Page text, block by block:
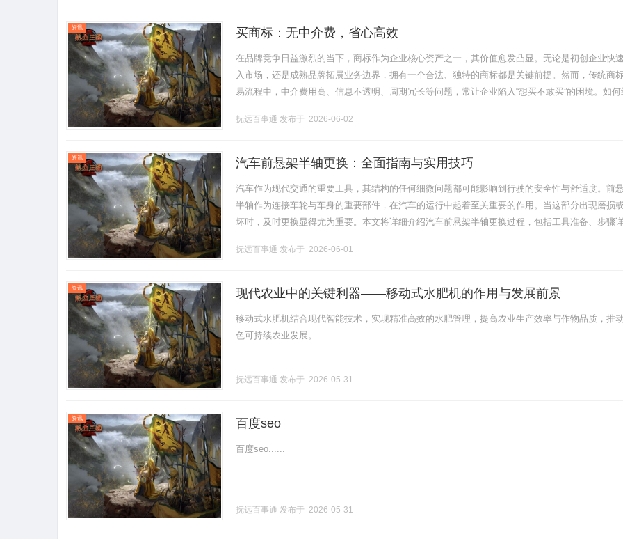
资讯 买商标：无中介费，省心高效
在品牌竞争日益激烈的当下，商标作为企业核心资产之一，其价值愈发凸显。无论是初创企业快
入市场，还是成熟品牌拓展业务边界，拥有一个合法、独特的商标都是关键前提。然而，传统商
易流程中，中介费用高、信息不透明、周期冗长等问题，常让企业陷入“想买不敢买”的困境。如何
径.........
抚远百事通 发布于 2026-06-02
资讯 汽车前悬架半轴更换：全面指南与实用技巧
汽车作为现代交通的重要工具，其结构的任何细微问题都可能影响到行驶的安全性与舒适度。前
半轴作为连接车轮与车身的重要部件，在汽车的运行中起着至关重要的作用。当这部分出现磨损
坏时，及时更换显得尤为重要。本文将详细介绍汽车前悬架半轴更换过程，包括工具准备、步骤
能是将发.........
抚远百事通 发布于 2026-06-01
资讯 现代农业中的关键利器——移动式水肥机的作用与发展前景
移动式水肥机结合现代智能技术，实现精准高效的水肥管理，提高农业生产效率与作物品质，推
色可持续农业发展。......
抚远百事通 发布于 2026-05-31
资讯 百度seo
百度seo......
抚远百事通 发布于 2026-05-31